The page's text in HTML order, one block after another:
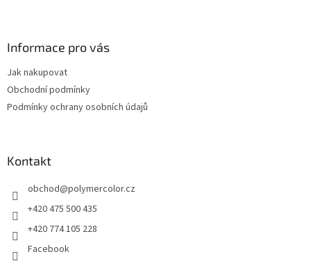
Informace pro vás
Jak nakupovat
Obchodní podmínky
Podmínky ochrany osobních údajů
Kontakt
obchod@polymercolor.cz
+420 475 500 435
+420 774 105 228
Facebook